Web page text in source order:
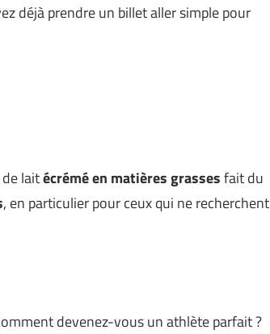
déjà prendre un billet aller simple pour
laitécrémé en matières grassesfait du
, en particulier pour ceux qui ne recherchent
devenez-vous un athlète parfait ?